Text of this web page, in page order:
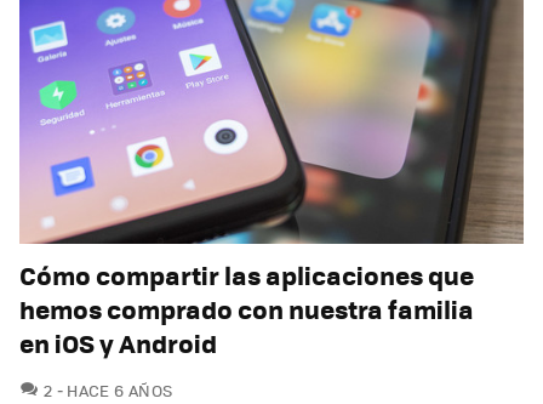
Cómo compartir las aplicaciones que
hemos comprado con nuestra familia
en iOS y Android
2 COMENTARIOS
HACE 6 AÑOS